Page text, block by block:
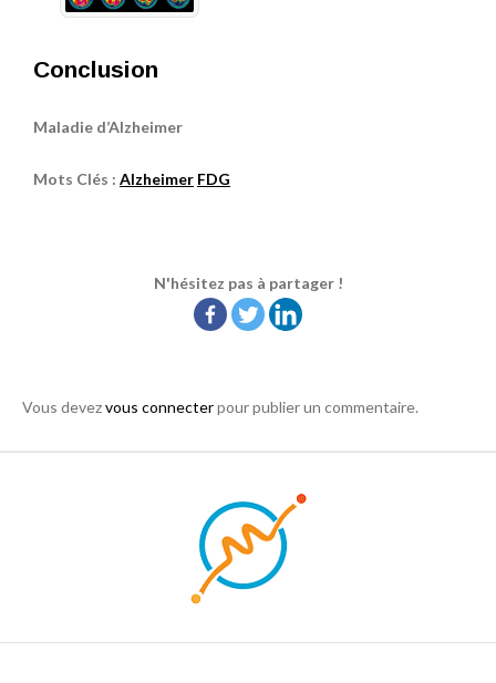
Conclusion
Maladie d’Alzheimer
Mots Clés : Alzheimer FDG
N'hésitez pas à partager !
Vous devezvous connecterpour publier un commentaire.